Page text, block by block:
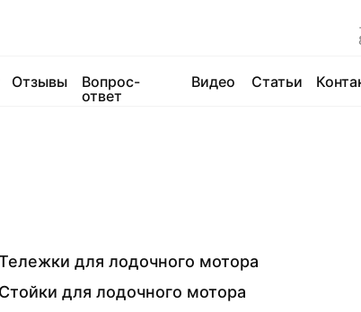
Отзывы
Вопрос-
ответ
Видео Статьи
для лодочного мотора
Стойки для лодочного мотора